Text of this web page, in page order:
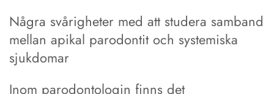
Några svårigheter med att studera samband
mellan apikal parodontit och systemiska
sjukdomar
Inom parodontologin finns det